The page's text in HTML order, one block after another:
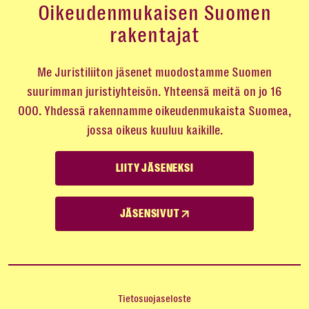
Oikeudenmukaisen Suomen
rakentajat
Me Juristiliiton jäsenet muodostamme Suomen
suurimman juristiyhteisön. Yhteensä meitä on jo 16
000. Yhdessä rakennamme oikeudenmukaista Suomea,
jossa oikeus kuuluu kaikille.
LIITY JÄSENEKSI
JÄSENSIVUT
Tietosuojaseloste